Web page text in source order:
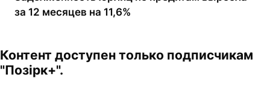
за 12 месяцев на 11,6%
Контент доступен только подписчикам
"Позірк+".